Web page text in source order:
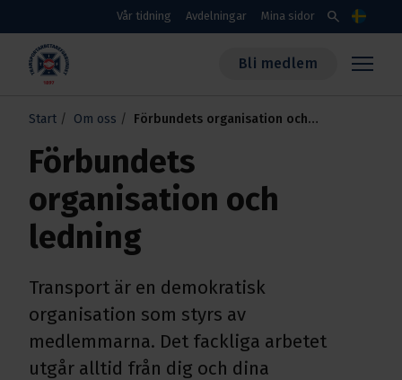
Skippa till huvudinnehållet
Vår tidning Avdelningar Mina sidor search Språk
Transportarbetareförbundet
Bli medlem
Start Om oss
Förbundets organisation och
Förbundets
organisation och
ledning
Transport är en demokratisk
organisation som styrs av
medlemmarna. Det fackliga arbetet
utgår alltid från dig och dina